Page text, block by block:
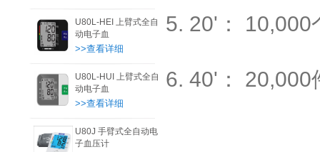
U80L-HEI 上臂式全自
动电子血
>>查看详细
U80L-HUI 上臂式全自
动电子血
>>查看详细
U80J 手臂式全自动电
子血压计
5. 20'： 10,000
6. 40'： 20,000